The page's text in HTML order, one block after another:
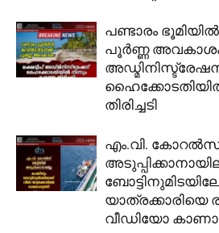
പണ്ടാരം
പൂർണ്ണ
തിരിച്ചടി
​എം.വി. കോറൽസ്
യാത്രക്കാരിയെ
വീഡിയോ